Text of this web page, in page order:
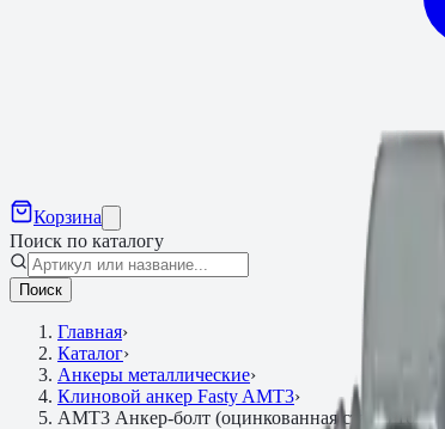
Корзина
Поиск по каталогу
Поиск
Главная›
Каталог›
Анкеры металлические›
Клиновой анкер Fasty AMT3›
АМТ3 Анкер-болт (оцинкованная сталь) 16х220